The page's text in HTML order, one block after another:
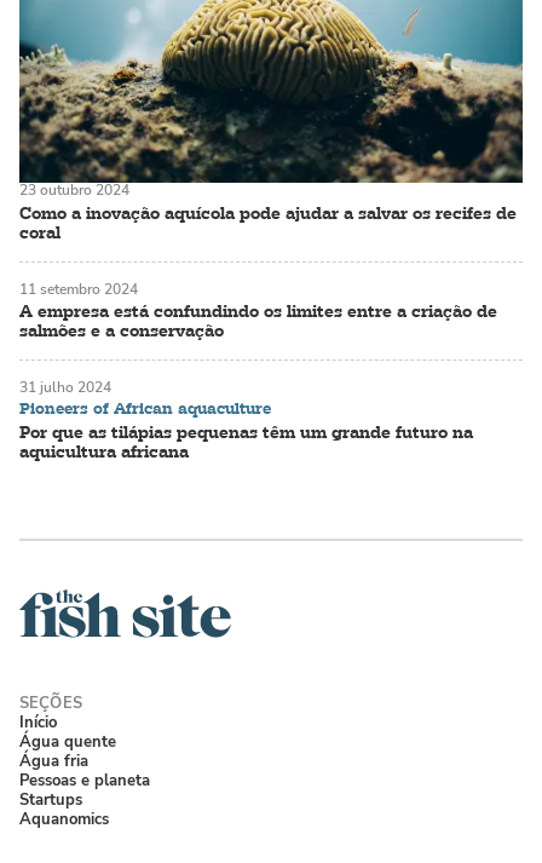
Como a inovação aquícola pode ajudar a salvar os recifes de
coral
23 outubro 2024
A empresa está confundindo os limites entre a criação de
salmões e a conservação
11 setembro 2024
Pioneers of African aquaculture
Por que as tilápias pequenas têm um grande futuro na
aquicultura africana
31 julho 2024
Início
Água quente
Água fria
Pessoas e planeta
Startups
Aquanomics